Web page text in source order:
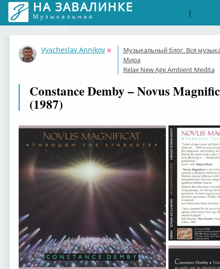
НА ЗАВАЛИНКЕ
Музыкальная
соцсеть
|
Vyacheslav Annikov
Оффлайн
Музыкальный блог. Вся
Мира
Relax New Age Ambient Medita
Constance Demby – Novus
(1987)